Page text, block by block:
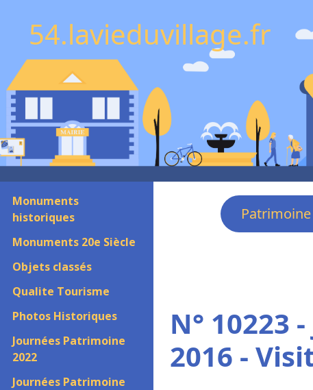
54.lavieduvillage.fr
Monuments
historiques
Monuments 20e Siècle
Objets classés
Qualite Tourisme
Photos Historiques
Journées Patrimoine
2022
Journées Patrimoine
Patrimoine
N° 10223
2016 -